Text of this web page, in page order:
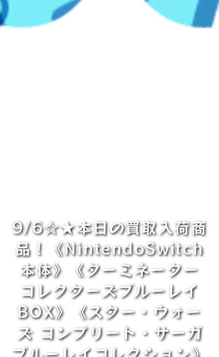
9/6☆★本日の買取入荷商
品！《NintendoSwitch
本体》《ターミネーター
コレクターズブルーレイ
BOX》《スター・ウォー
ズ コンプリート・サーガ